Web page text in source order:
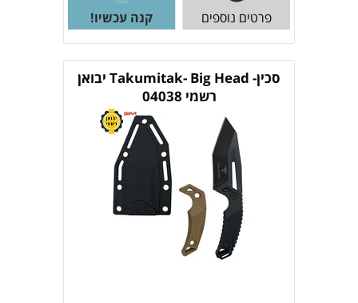
פרטים נוספים קנה עכשיו!
סכין- Takumitak- Big Head יבואן
רשמי 04038